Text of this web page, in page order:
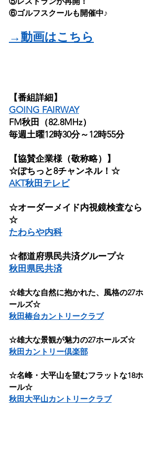
⑥ゴルフスクールも開催中♪
→動画はこちら
【番組詳細】
GOING FAIRWAY
FM秋田（82.8MHz）
毎週土曜12時30分～12時55分
【協賛企業様（敬称略）】
☆ぽちっと8チャンネル！☆
AKT秋田テレビ
☆オーダーメイド内視鏡検査なら
☆
たわらや内科
☆都道府県民共済グループ☆
秋田県民共済
☆雄大な自然に抱かれた、風格の27ホ
ールズ☆
秋田椿台カントリークラブ
☆雄大な景観が魅力の27ホールズ☆
秋田カントリー倶楽部
☆名峰・大平山を望むフラットな18ホ
ール☆
秋田大平山カントリークラブ